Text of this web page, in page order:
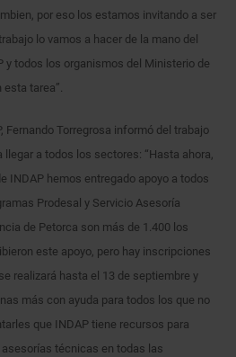
por eso los estamos invitando a ser
lo vamos a hacer de la mano del
y todos los organismos del Ministerio de
tarea”.
Fernando Torregrosa informó del trabajo
llegar a todos los sectores: “Hasta ahora,
INDAP hemos entregado apoyo a todos
Prodesal y Servicio Asesoría
de Petorca son más de 1.400 los
este apoyo, pero hay inscripciones
realizará hasta el 13 de septiembre y
más con ayuda para todos los que no
que INDAP tiene recursos para
técnicas en todas las